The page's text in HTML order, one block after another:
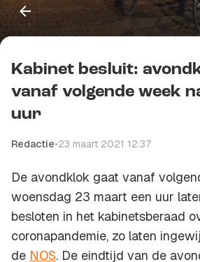
Kabinet besluit:
vanaf volgende week
uur
Redactie•23 maart 2021 12:37
De avondklok gaat vanaf
woensdag 23 maart een uur
besloten in het kabinetsberaad
coronapandemie, zo laten
de NOS. De eindtijd van de